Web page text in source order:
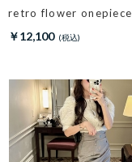
retro flower onepiece
￥12,100